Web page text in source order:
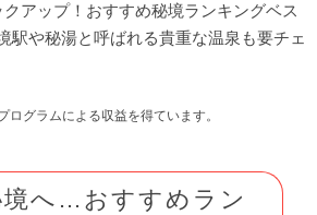
つけられる「秘境駅」
にある「秘境の温泉」
アップ！おすすめ秘境ランキングベス
駅や秘湯と呼ばれる貴重な温泉も要チェ
ログラムによる収益を得ています。
境へ…おすすめラン